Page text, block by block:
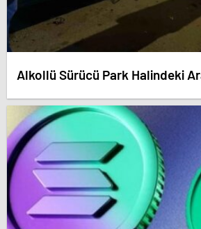
Alkollü Sürücü Park Halindeki